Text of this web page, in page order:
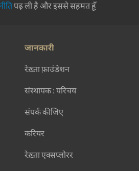
पढ़ ली है और इससे सहमत हूँ
जानकारी
रेख़्ता फ़ाउंडेशन
संस्थापक : परिचय
संपर्क कीजिए
करियर
रेख़्ता एक्सप्लोरर